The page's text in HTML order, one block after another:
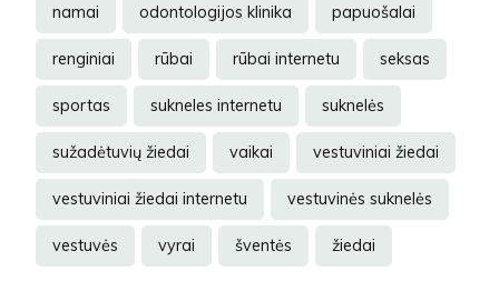
namai odontologijos klinika papuošalai
renginiai rūbai rūbai internetu seksas
sportas sukneles internetu suknelės
sužadėtuvių žiedai vaikai vestuviniai žiedai
vestuviniai žiedai internetu vestuvinės suknelės
vestuvės vyrai šventės žiedai